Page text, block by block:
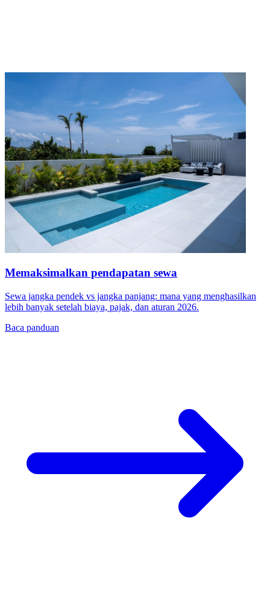
Memaksimalkan pendapatan sewa
Sewa jangka pendek vs jangka panjang: mana yang menghasilkan
lebih banyak setelah biaya, pajak, dan aturan 2026.
Baca panduan